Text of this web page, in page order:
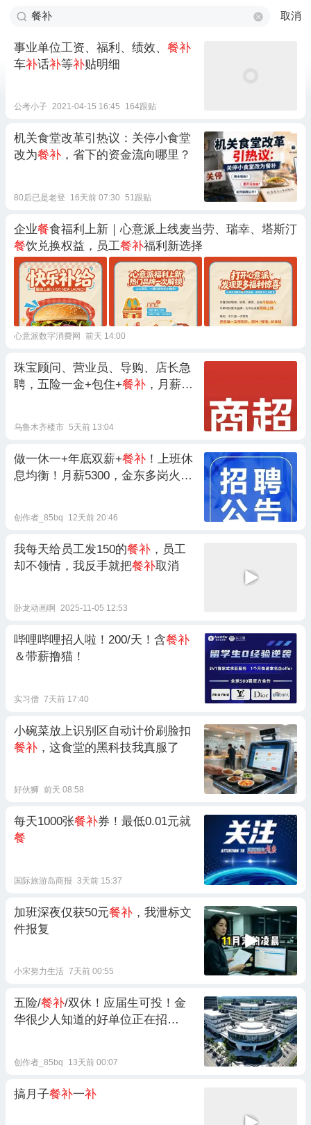
取消
事业单位工资、福利、绩效、 餐补
车补话补等补贴明细
公考小子 2021-04-15 16:45 164跟贴
机关食堂改革引热议：关停小食堂
改为餐补 ，省下的资金流向哪里？
80后已是老登 16天前 07:30 51跟贴
企业餐食福利上新｜心意派上线麦当劳、瑞幸、塔斯汀
餐饮兑换权益，员工餐补福利新选择
心意派数字消费网 前天 14:00
珠宝顾问、营业员、导购、店长急
聘，五险一金+包住+餐补 ，月薪高
乌鲁木齐楼市 5天前 13:04
做一休一+年底双薪+餐补 ！上班休
息均衡！月薪5300，金东多岗火热
创作者_85bq 12天前 20:46
我每天给员工发150的餐补 ，员工
却不领情，我反手就把餐补取消
卧龙动画啊 2025-11-05 12:53
哔哩哔哩招人啦！200/天！含餐补
＆带薪撸猫！
实习僧 7天前 17:40
小碗菜放上识别区自动计价刷脸扣
餐补 ，这食堂的黑科技我真服了
好伙狮 前天 08:58
每天1000张餐补券！最低0.01元就
餐
国际旅游岛商报 3天前 15:37
加班深夜仅获50元餐补 ，我泄标文
件报复
小宋努力生活 7天前 00:55
五险/餐补/双休！应届生可投！金
华很少人知道的好单位正在招
创作者_85bq 13天前 00:07
搞月子餐补一补